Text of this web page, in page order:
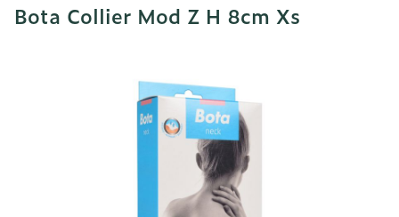
Bota Collier Mod Z H 8cm Xs